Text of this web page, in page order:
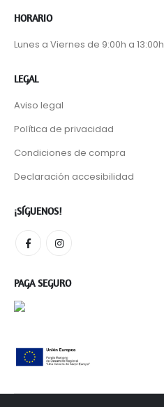
HORARIO
Lunes a Viernes de 9:00h a 13:00h
LEGAL
Aviso legal
Política de privacidad
Condiciones de compra
Declaración accesibilidad
¡SÍGUENOS!
PAGA SEGURO